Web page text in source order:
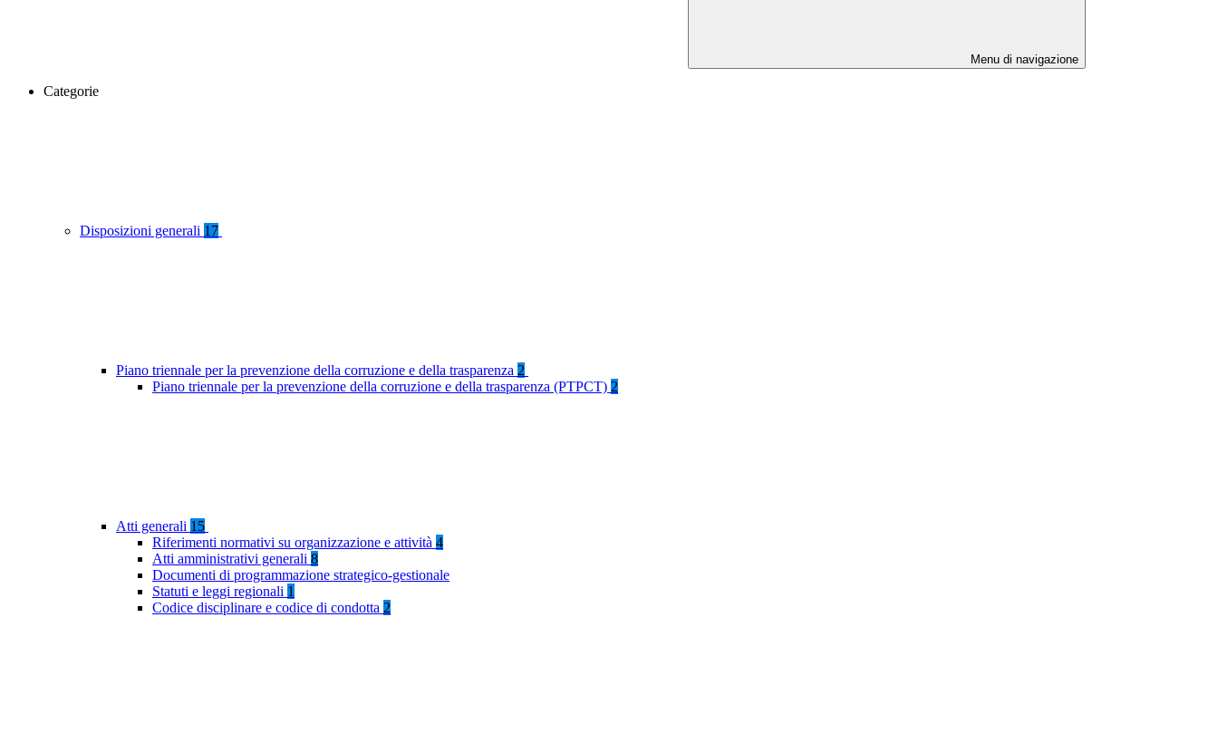
Menu di navigazione
Categorie
Disposizioni generali 17
Piano triennale per la prevenzione della corruzione e della trasparenza 2
Piano triennale per la prevenzione della corruzione e della trasparenza (PTPCT) 2
Atti generali 15
Riferimenti normativi su organizzazione e attività 4
Atti amministrativi generali 8
Documenti di programmazione strategico-gestionale
Statuti e leggi regionali 1
Codice disciplinare e codice di condotta 2